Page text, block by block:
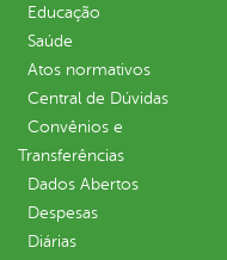
Educação
Saúde
Atos normativos
Central de Dúvidas
Convênios e
Transferências
Dados Abertos
Despesas
Diárias